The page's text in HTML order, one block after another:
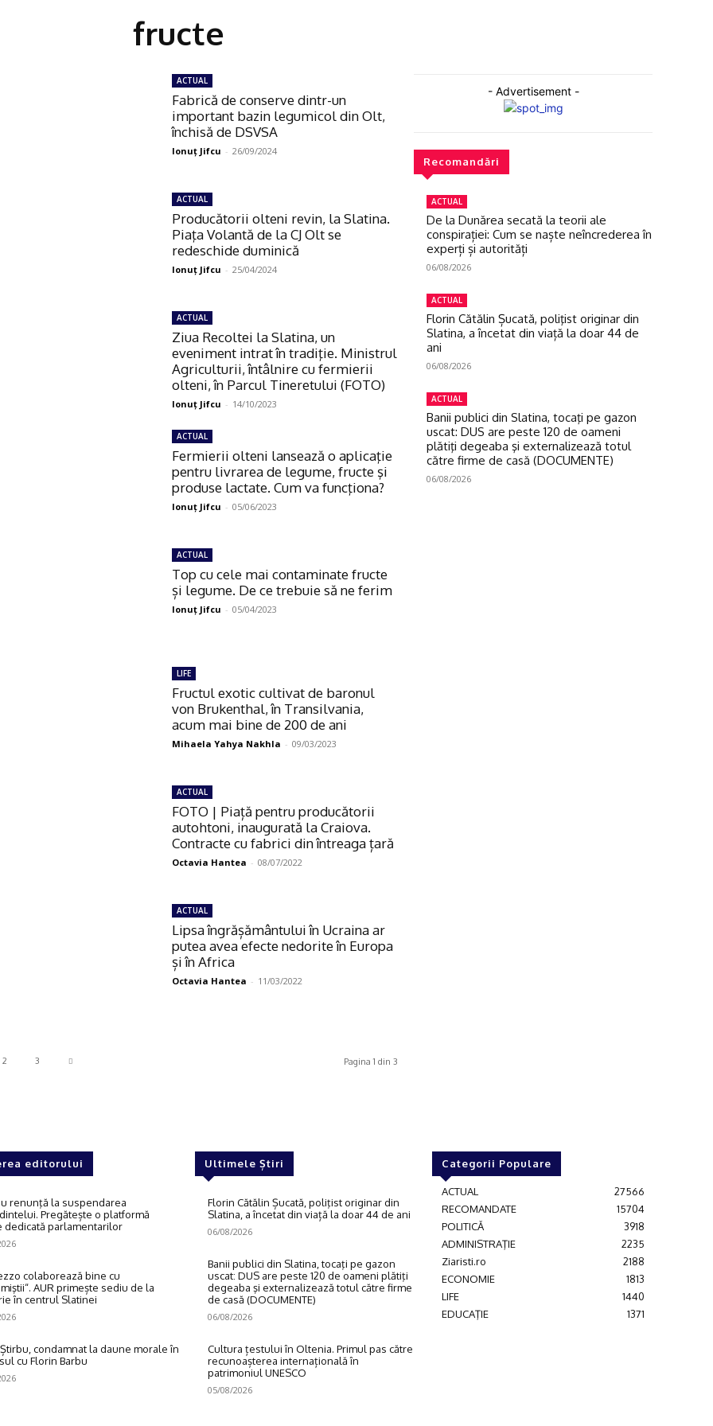
fructe
ACTUAL
Fabrică de conserve dintr-un
important bazin legumicol din Olt,
închisă de DSVSA
Ionuţ Jifcu - 26/09/2024
ACTUAL
Producătorii olteni revin, la Slatina.
Piaţa Volantă de la CJ Olt se
redeschide duminică
Ionuţ Jifcu - 25/04/2024
ACTUAL
Ziua Recoltei la Slatina, un
eveniment intrat în tradiţie. Ministrul
Agriculturii, întâlnire cu fermierii
olteni, în Parcul Tineretului (FOTO)
Ionuţ Jifcu - 14/10/2023
ACTUAL
Fermierii olteni lansează o aplicaţie
pentru livrarea de legume, fructe şi
produse lactate. Cum va funcţiona?
Ionuţ Jifcu - 05/06/2023
ACTUAL
Top cu cele mai contaminate fructe
și legume. De ce trebuie să ne ferim
Ionuţ Jifcu - 05/04/2023
LIFE
Fructul exotic cultivat de baronul
von Brukenthal, în Transilvania,
acum mai bine de 200 de ani
Mihaela Yahya Nakhla - 09/03/2023
ACTUAL
FOTO | Piață pentru producătorii
autohtoni, inaugurată la Craiova.
Contracte cu fabrici din întreaga țară
Octavia Hantea - 08/07/2022
ACTUAL
Lipsa îngrășământului în Ucraina ar
putea avea efecte nedorite în Europa
și în Africa
Octavia Hantea - 11/03/2022
2 3 Pagina 1 din 3
- Advertisement -
Recomandări
ACTUAL
De la Dunărea secată la teorii ale
conspirației: Cum se naște neîncrederea în
experți și autorități
06/08/2026
ACTUAL
Florin Cătălin Șucată, poliţist originar din
Slatina, a încetat din viață la doar 44 de
ani
06/08/2026
ACTUAL
Banii publici din Slatina, tocaţi pe gazon
uscat: DUS are peste 120 de oameni
plătiţi degeaba şi externalizează totul
către firme de casă (DOCUMENTE)
06/08/2026
editorului
renunţă la suspendarea
Pregătește o platformă
dedicată parlamentarilor
colaborează bine cu
AUR primește sediu de la
în centrul Slatinei
condamnat la daune morale în
cu Florin Barbu
Ultimele Știri
Florin Cătălin Șucată, poliţist originar din
Slatina, a încetat din viață la doar 44 de ani
06/08/2026
Banii publici din Slatina, tocaţi pe gazon
uscat: DUS are peste 120 de oameni plătiţi
degeaba şi externalizează totul către firme
de casă (DOCUMENTE)
06/08/2026
Cultura țestului în Oltenia. Primul pas către
recunoașterea internațională în
patrimoniul UNESCO
05/08/2026
Categorii Populare
ACTUAL
27566
RECOMANDATE
15704
POLITICĂ
3918
ADMINISTRAŢIE
2235
Ziaristi.ro
2188
ECONOMIE
1813
LIFE
1440
EDUCAŢIE
1371